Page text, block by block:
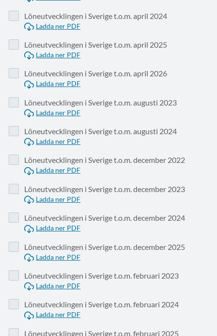
Löneutvecklingen i Sverige t.o.m. april 2024
Ladda ner PDF
Löneutvecklingen i Sverige t.o.m. april 2025
Ladda ner PDF
Löneutvecklingen i Sverige t.o.m. april 2026
Ladda ner PDF
Löneutvecklingen i Sverige t.o.m. augusti 2023
Ladda ner PDF
Löneutvecklingen i Sverige t.o.m. augusti 2024
Ladda ner PDF
Löneutvecklingen i Sverige t.o.m. december 2022
Ladda ner PDF
Löneutvecklingen i Sverige t.o.m. december 2023
Ladda ner PDF
Löneutvecklingen i Sverige t.o.m. december 2024
Ladda ner PDF
Löneutvecklingen i Sverige t.o.m. december 2025
Ladda ner PDF
Löneutvecklingen i Sverige t.o.m. februari 2023
Ladda ner PDF
Löneutvecklingen i Sverige t.o.m. februari 2024
Ladda ner PDF
Löneutvecklingen i Sverige t.o.m. februari 2025